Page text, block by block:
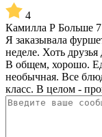
4
Камилла Р Больше 7
Я заказывала
неделе. Хоть
В общем, хорошо.
необычная. Все
класс. В целом -